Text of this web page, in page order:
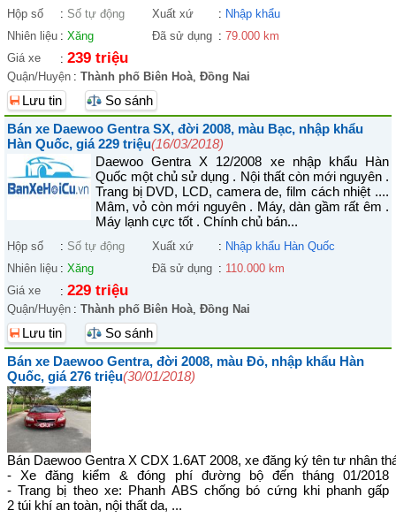
Hộp số : Số tự động Xuất xứ : Nhập khẩu
Nhiên liệu : Xăng Đã sử dụng : 79.000 km
Giá xe
: 239 triệu
Quận/Huyện : Thành phố Biên Hoà, Đồng Nai
Lưu tin
So sánh
Bán xe Daewoo Gentra SX, đời 2008, màu Bạc, nhập khẩu
Hàn Quốc, giá 229 triệu(16/03/2018)
Daewoo Gentra X 12/2008 xe nhập khẩu Hàn
Quốc một chủ sử dụng . Nội thất còn mới nguyên .
Trang bị DVD, LCD, camera de, film cách nhiệt ....
Mâm, vỏ còn mới nguyên . Máy, dàn gầm rất êm .
Máy lạnh cực tốt . Chính chủ bán...
Hộp số : Số tự động Xuất xứ : Nhập khẩu Hàn Quốc
Nhiên liệu : Xăng Đã sử dụng : 110.000 km
Giá xe
: 229 triệu
Quận/Huyện : Thành phố Biên Hoà, Đồng Nai
Lưu tin
So sánh
Bán xe Daewoo Gentra, đời 2008, màu Đỏ, nhập khẩu Hàn
Quốc, giá 276 triệu(30/01/2018)
Bán Daewoo Gentra X CDX 1.6AT 2008, xe đăng ký tên tư nhân
- Xe đăng kiểm & đóng phí đường bộ đến tháng 01/2018
- Trang bị theo xe: Phanh ABS chống bó cứng khi phanh gấp
2 túi khí an toàn, nội thất da, ...